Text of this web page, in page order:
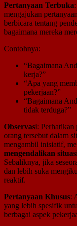
Pertanyaan Terbuka
mengajukan
berbicara tentang
bagaimana mereka
Contohnya:
“Bagaimana
kerja?”
“Apa yang
pekerjaan?”
“Bagaimana
tidak terduga?”
Observasi: Perhatikan
orang tersebut dalam
mengambil inisiatif,
mengendalikan
Sebaliknya, jika
dan lebih suka
reaktif.
Pertanyaan Khusus:
yang lebih spesifik
berbagai aspek